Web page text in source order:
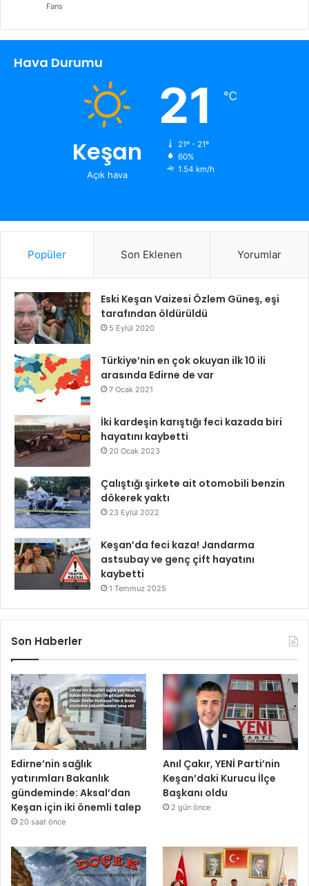
Fans
Hava Durumu
Keşan
Açık hava
21 ℃
21º - 21º
60%
1.54 km/h
Popüler Son Eklenen Yorumlar
Eski Keşan Vaizesi Özlem Güneş, eşi
tarafından öldürüldü
5 Eylül 2020
Türkiye’nin en çok okuyan ilk 10 ili
arasında Edirne de var
7 Ocak 2021
İki kardeşin karıştığı feci kazada biri
hayatını kaybetti
20 Ocak 2023
Çalıştığı şirkete ait otomobili benzin
dökerek yaktı
23 Eylül 2022
Keşan’da feci kaza! Jandarma
astsubay ve genç çift hayatını
kaybetti
1 Temmuz 2025
Son Haberler
Edirne’nin sağlık
yatırımları Bakanlık
gündeminde: Aksal’dan
Keşan için iki önemli talep
20 saat önce
Anıl Çakır, YENİ Parti’nin
Keşan’daki Kurucu İlçe
Başkanı oldu
2 gün önce